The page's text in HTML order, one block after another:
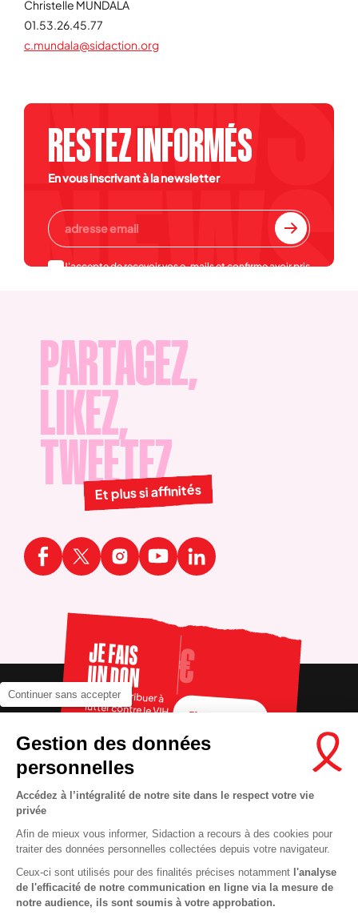
Continuer sans accepter
Gestion des données
personnelles
Accédez à l’intégralité de notre site dans le respect votre vie
privée
Afin de mieux vous informer, Sidaction a recours à des cookies pour
traiter des données personnelles collectées depuis votre navigateur.
Ceux-ci sont utilisés pour des finalités précises notamment l'analyse
de l'efficacité de notre communication en ligne via la mesure de
notre audience, ils sont soumis à votre approbation.
Christelle MUNDALA
01.53.26.45.77
c.mundala@sidaction.org
RESTEZ INFORMÉS
En vous inscrivant à la newsletter
J'accepte de recevoir vos e-mails et confirme avoir pris
PARTAGEZ,
LIKEZ,
TWEETEZ
Et plus si affinités
Contact
Presse
RECRUTEMENT
MENTIONS LÉGALES
JE FAIS
UN DON
Pour contribuer à
lutter contre le VIH FAIRE UN DON